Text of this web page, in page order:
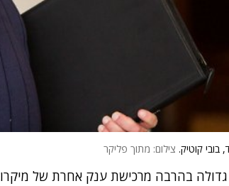
בובי קוטיק. צילום: מתוך פליקר
בהרבה מרכישת ענק אחרת של